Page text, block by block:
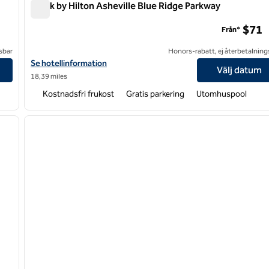
Spark by Hilton Asheville Blue Ridge Parkway
Visa hotelluppgifter för Spark by Hilton Asheville Blue Ridge
Se hotellinformation
18,39 miles
Från* $71
Honors-rabatt, ej
Välj datum
Kostnadsfri frukost Gratis parkering Utomhuspool
nästa bild1 av 12